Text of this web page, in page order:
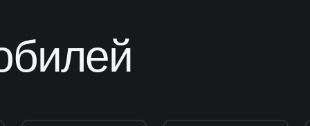
Ремонт подвески
Ремонт рулевого управления
Ремонт трансмиссии